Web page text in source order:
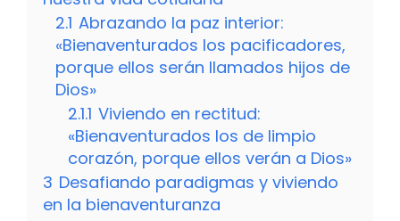
2.1 Abrazando la paz interior:
«Bienaventurados los pacificadores,
porque ellos serán llamados hijos de
Dios»
2.1.1 Viviendo en rectitud:
«Bienaventurados los de limpio
corazón, porque ellos verán a Dios»
3 Desafiando paradigmas y viviendo
en la bienaventuranza